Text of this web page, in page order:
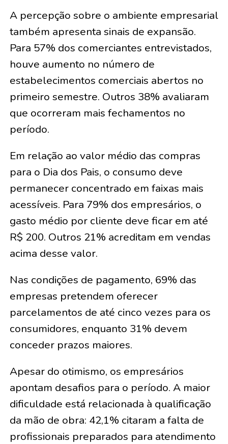
A percepção sobre o ambiente empresarial
também apresenta sinais de expansão.
Para 57% dos comerciantes entrevistados,
houve aumento no número de
estabelecimentos comerciais abertos no
primeiro semestre. Outros 38% avaliaram
que ocorreram mais fechamentos no
período.
Em relação ao valor médio das compras
para o Dia dos Pais, o consumo deve
permanecer concentrado em faixas mais
acessíveis. Para 79% dos empresários, o
gasto médio por cliente deve ficar em até
R$ 200. Outros 21% acreditam em vendas
acima desse valor.
Nas condições de pagamento, 69% das
empresas pretendem oferecer
parcelamentos de até cinco vezes para os
consumidores, enquanto 31% devem
conceder prazos maiores.
Apesar do otimismo, os empresários
apontam desafios para o período. A maior
dificuldade está relacionada à qualificação
da mão de obra: 42,1% citaram a falta de
profissionais preparados para atendimento